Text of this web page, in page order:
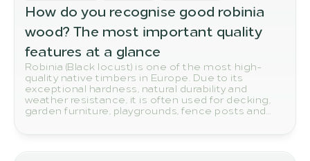
How do you recognise good robinia
wood? The most important quality
features at a glance
Robinia (Black locust) is one of the most high-
quality native timbers in Europe. Due to its
exceptional hardness, natural durability and
weather resistance, it is often used for decking,
garden furniture, playgrounds, fence posts and
other outdoor applications. But how do you
features to look out for when buying.